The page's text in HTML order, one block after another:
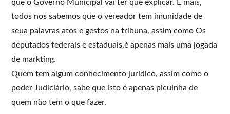
que o Governo Municipal vai ter que explicar. E mais,
todos nos sabemos que o vereador tem imunidade de
seua palavras atos e gestos na tribuna, assim como Os
deputados federais e estaduais.è apenas mais uma jogada
de markting.
Quem tem algum conhecimento jurídico, assim como o
poder Judiciário, sabe que isto é apenas picuinha de
quem não tem o que fazer.